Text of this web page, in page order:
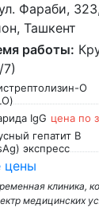
Фараби,
Ташкент
работы:
О
IgG цена по
гепатит В
экспресс
цены
клиника,
медицинских